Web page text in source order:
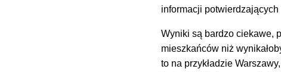
informacji
Wyniki są bardzo ciekawe,
mieszkańców niż
to na przykładzie